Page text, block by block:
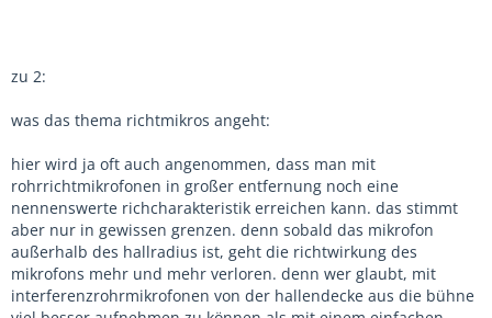
zu 2:
was das thema richtmikros angeht:
hier wird ja oft auch angenommen, dass man mit
rohrrichtmikrofonen in großer entfernung noch eine
nennenswerte richcharakteristik erreichen kann. das stimmt
aber nur in gewissen grenzen. denn sobald das mikrofon
außerhalb des hallradius ist, geht die richtwirkung des
mikrofons mehr und mehr verloren. denn wer glaubt, mit
interferenzrohrmikrofonen von der hallendecke aus die bühne